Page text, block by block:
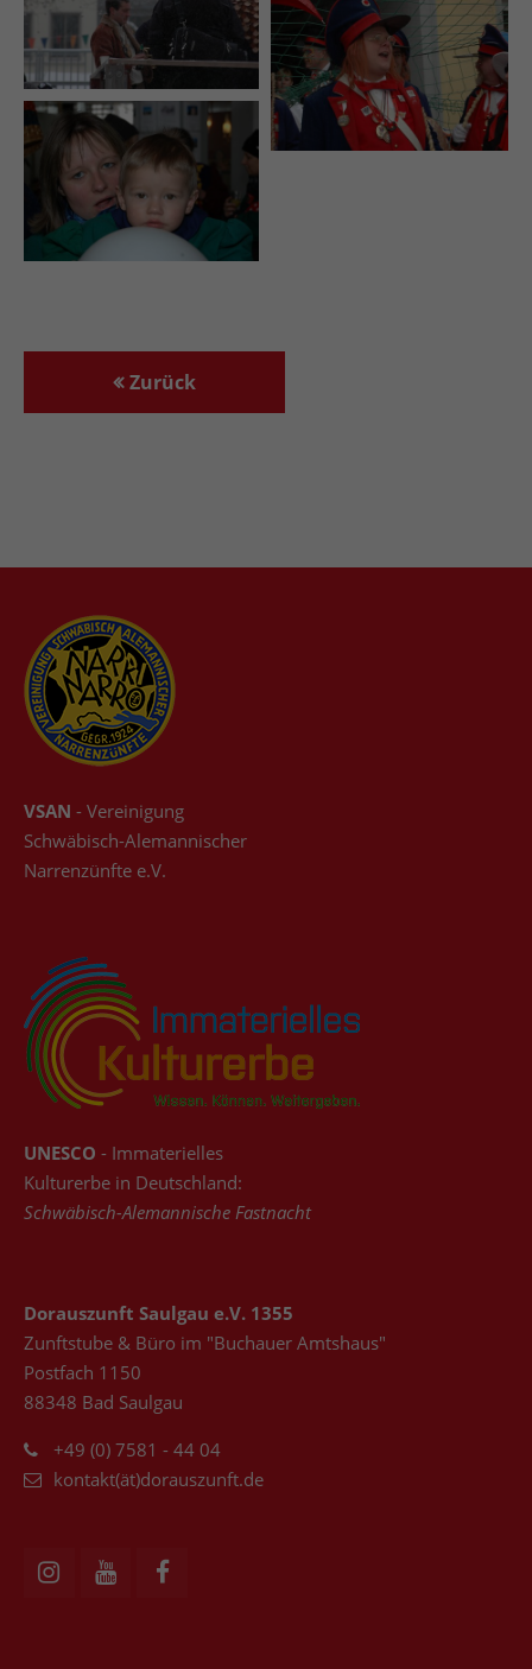
Zurück
VSAN - Vereinigung
Schwäbisch-Alemannischer
Narrenzünfte e.V.
UNESCO - Immaterielles
Kulturerbe in Deutschland:
Schwäbisch-Alemannische Fastnacht
Dorauszunft Saulgau e.V. 1355
Zunftstube & Büro im "Buchauer Amtshaus"
Postfach 1150
88348 Bad Saulgau
+49 (0) 7581 - 44 04
kontakt(ät)dorauszunft.de